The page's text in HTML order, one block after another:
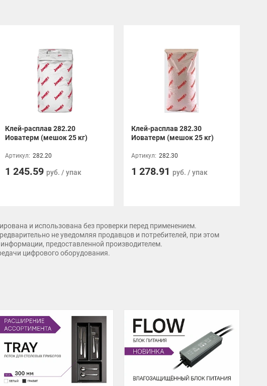
Клей-расплав 282.20
Иоватерм (мешок 25 кг)
Артикул: 282.20
1 245.59 руб. / упак
Клей-расплав 282.30
Иоватерм (мешок 25 кг)
Артикул: 282.30
1 278.91 руб. / упак
и использована без проверки перед применением.
не уведомляя продавцов и потребителей, при этом
предоставленной производителем.
цифрового оборудования.